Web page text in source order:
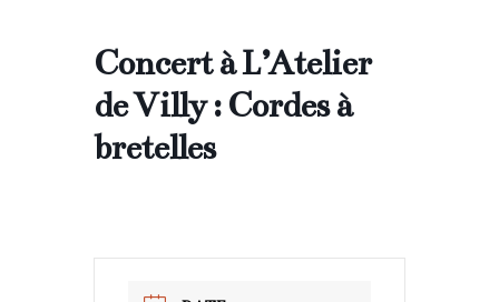
Concert à L’Atelier
de Villy : Cordes à
bretelles